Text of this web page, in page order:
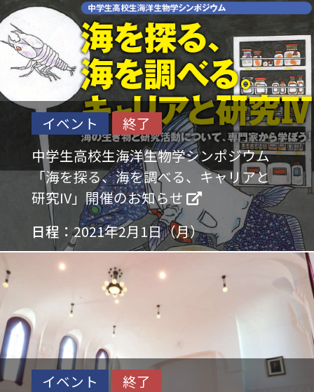
イベント
終了
中学生高校生海洋生物学シンポジウム
「海を探る、海を調べる、キャリアと
研究IV」開催のお知らせ
日程：2021年2月1日（月）
イベント
終了